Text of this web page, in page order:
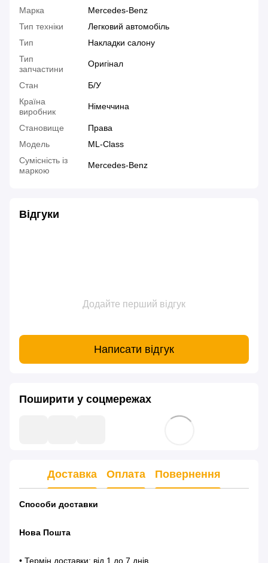
Марка
Mercedes-Benz
Тип техніки
Легковий автомобіль
Тип
Накладки салону
Тип
запчастини
Оригінал
Стан
Б/У
Країна
виробник
Німеччина
Становище
Права
Модель
ML-Class
Сумісність із
маркою
Mercedes-Benz
Відгуки
Додайте перший відгук
Написати відгук
Поширити у соцмережах
Доставка Оплата Повернення
Способи доставки
Нова Пошта
• Термін доставки: від 1 до 7 днів.